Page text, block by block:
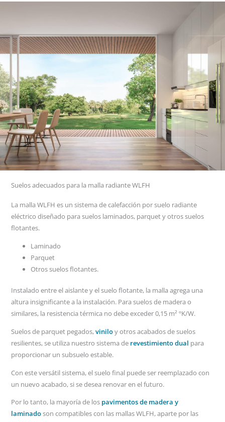
Suelos adecuados para la malla radiante WLFH
La malla WLFH es un sistema de calefacción por suelo radiante
eléctrico diseñado para suelos laminados, parquet y otros suelos
flotantes.
Laminado
Parquet
Otros suelos flotantes.
Instalado entre el aislante y el suelo flotante, la malla agrega una
altura insignificante a la instalación. Para suelos de madera o
similares, la resistencia térmica no debe exceder 0,15 m² ºK/W.
Suelos de parquet pegados,viniloy otros acabados de suelos
resilientes, se utiliza nuestro sistema de revestimiento dual para
proporcionar un subsuelo estable.
Con este versátil sistema, el suelo final puede ser reemplazado con
un nuevo acabado, si se desea renovar en el futuro.
Por lo tanto, la mayoría de los pavimentos de madera y
laminadoson compatibles con las mallas WLFH, aparte por las